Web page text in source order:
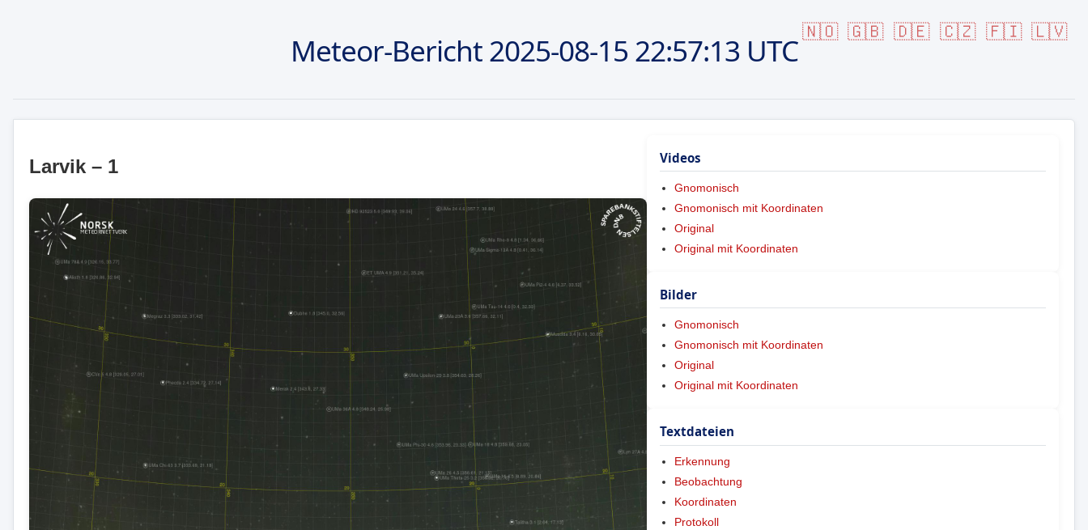
🇳🇴 🇬🇧 🇩🇪 🇨🇿 🇫🇮 🇱🇻
Meteor-Bericht2025-08-15 22:57:13 UTC
Larvik – 1 Videos
Gnomonisch
Gnomonisch mit Koordinaten
Original
Original mit Koordinaten
Bilder
Gnomonisch
Gnomonisch mit Koordinaten
Original
Original mit Koordinaten
Textdateien
Erkennung
Beobachtung
Koordinaten
Protokoll